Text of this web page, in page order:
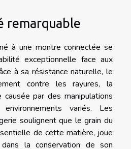
remarquable
à une montre connectée se
exceptionnelle face aux
à sa résistance naturelle, le
contre les rayures, la
causée par des manipulations
variés. Les
soulignent que le grain du
de cette matière, joue
la conservation de son